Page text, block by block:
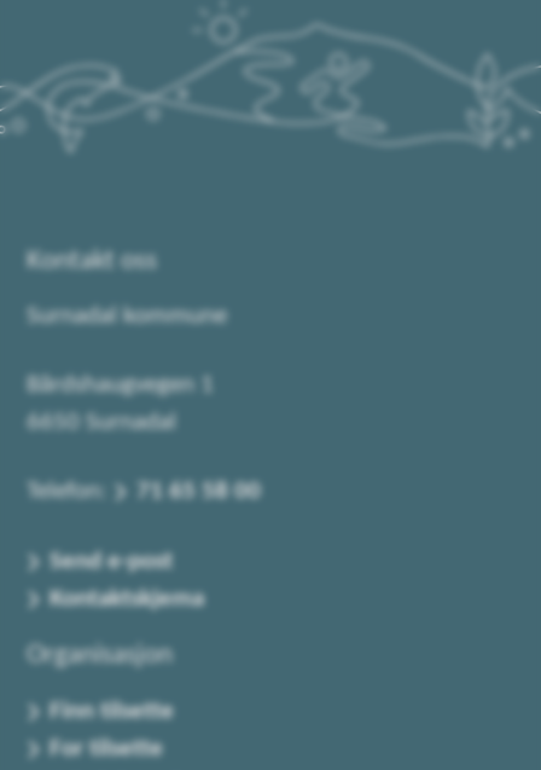
Kontakt oss
Surnadal kommune
Bårdshaugvegen 1
6650 Surnadal
Telefon: 71 65 58 00
Send e-post
Kontaktskjema
Organisasjon
Finn tilsette
For tilsette